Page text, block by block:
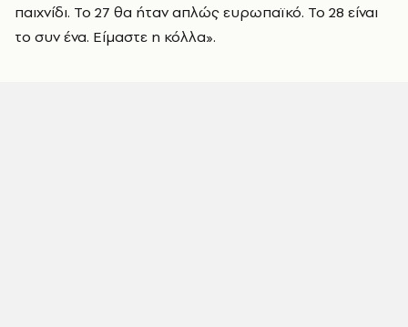
παιχνίδι. Το 27 θα ήταν απλώς ευρωπαϊκό. Το 28 είναι
το συν ένα. Είμαστε η κόλλα».